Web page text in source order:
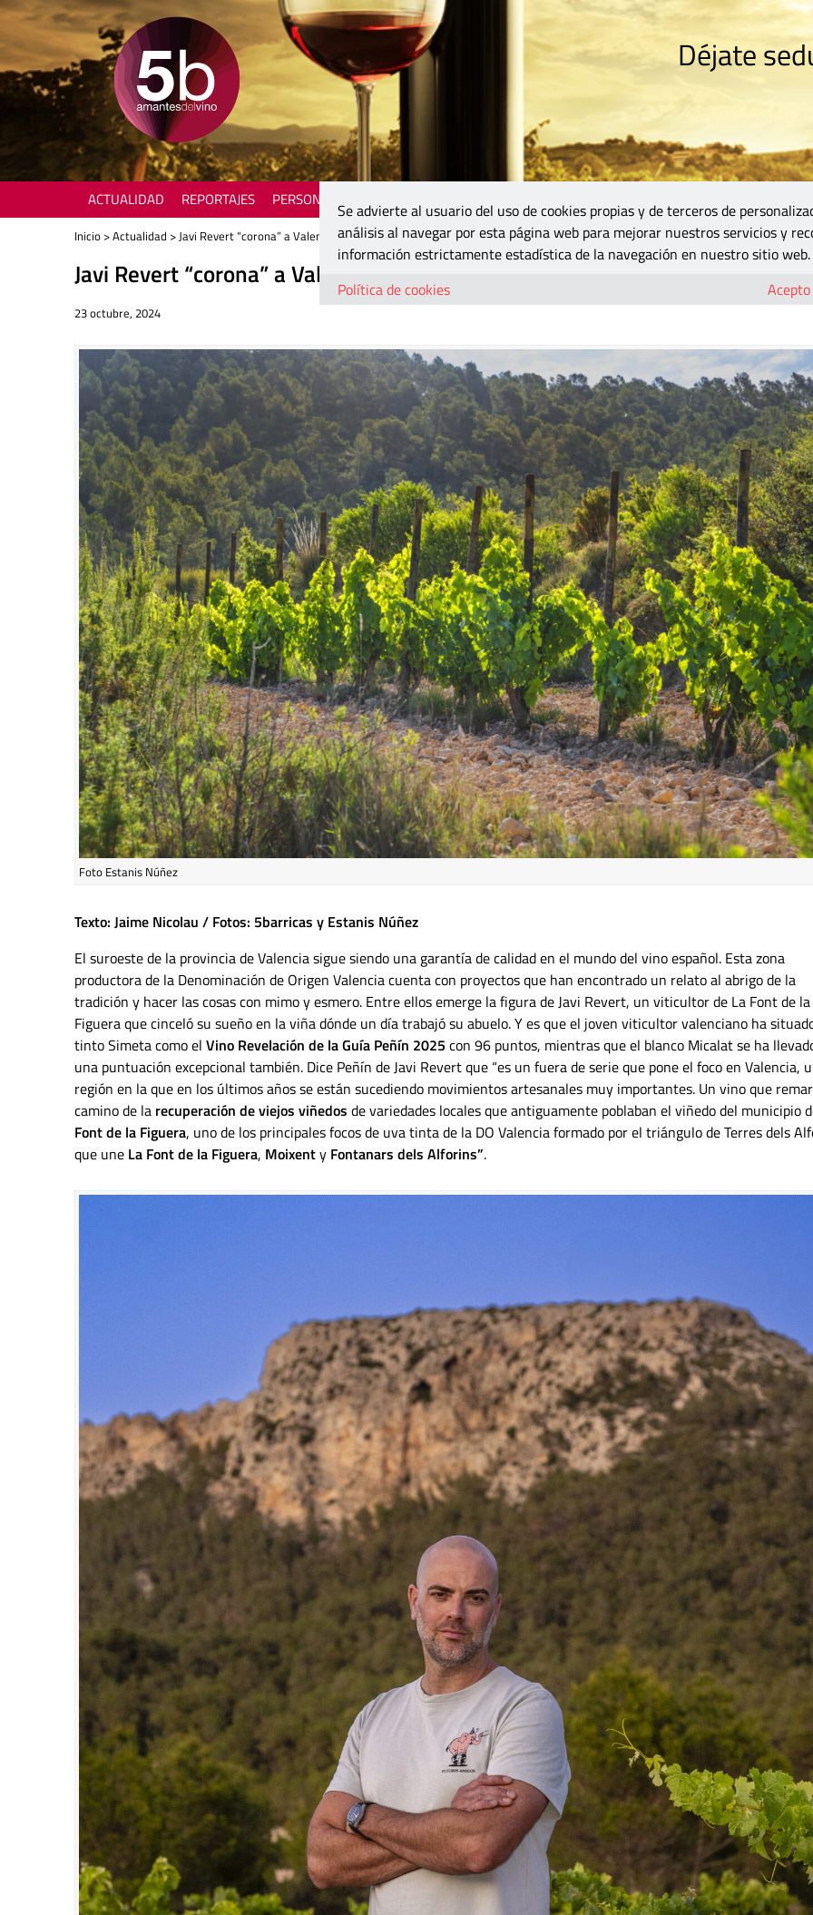
Déjate
ACTUALIDAD REPORTAJES PERSONAJES
Inicio >Actualidad > Javi Revert “corona” a Valencia con los 96 puntos Peñín de Simeta
Javi Revert “corona” a Valencia con los 96 puntos Peñín de Simeta
23 octubre, 2024
Foto Estanis Núñez
Texto: Jaime Nicolau / Fotos: 5barricas y Estanis Núñez
El suroeste de la provincia de Valencia sigue siendo una garantía de calidad en el mundo del vino español. Esta zona
productora de la Denominación de Origen Valencia cuenta con proyectos que han encontrado un relato al abrigo de la
tradición y hacer las cosas con mimo y esmero. Entre ellos emerge la figura de Javi Revert, un viticultor de La Font de la
Figuera que cinceló su sueño en la viña dónde un día trabajó su abuelo. Y es que el joven viticultor valenciano ha
tinto Simeta como el Vino Revelación de la Guía Peñín 2025 con 96 puntos, mientras que el blanco Micalat se ha
una puntuación excepcional también. Dice Peñín de Javi Revert que “es un fuera de serie que pone el foco en Valencia,
región en la que en los últimos años se están sucediendo movimientos artesanales muy importantes. Un vino que
camino de la recuperación de viejos viñedos de variedades locales que antiguamente poblaban el viñedo del municipio
Font de la Figuera, uno de los principales focos de uva tinta de la DO Valencia formado por el triángulo de Terres dels
que une La Font de la Figuera, Moixenty Fontanars dels Alforins”.
Se advierte al usuario del uso de cookies propias y de terceros de
análisis al navegar por esta página web para mejorar nuestros servicios y
información estrictamente estadística de la navegación en nuestro sitio web.
Política de cookies
Acepto